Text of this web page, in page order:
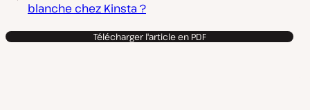
blanche chez Kinsta ?
Télécharger l'article en PDF